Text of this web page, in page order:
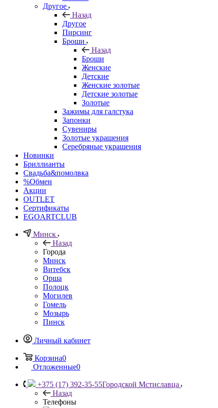
Другое
Назад
Другое
Пирсинг
Броши
Назад
Броши
Женские
Детские
Женские золотые
Детские золотые
Золотые
Зажимы для галстука
Запонки
Сувениры
Золотые украшения
Серебряные украшения
Новинки
Бриллианты
Свадьба&помолвка
%Обмен
Акции
OUTLET
Сертификаты
EGOARTCLUB
Минск
Назад
Города
Минск
Витебск
Орша
Полоцк
Могилев
Гомель
Мозырь
Пинск
Личный кабинет
Корзина0
Отложенные0
+375 (17) 392-35-55Городской Мстиславца
Назад
Телефоны